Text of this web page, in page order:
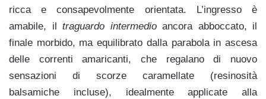
ricca e consapevolmente orientata. L’ingresso è
amabile, il traguardo intermedioancora abboccato, il
finale morbido, ma equilibrato dalla parabola in ascesa
delle correnti amaricanti, che regalano di nuovo
sensazioni di scorze caramellate (resinosità
balsamiche incluse), idealmente applicate alla